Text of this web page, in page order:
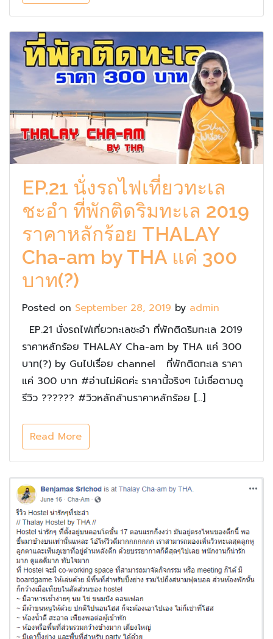
EP.21 นั่งรถไฟเที่ยวทะเล
ชะอำ ที่พักติดริมทะเล 2019
ราคาหลักร้อย THALAY
Cha-am by THA แค่ 300
บาท(?)
Posted on September 28, 2019 by admin
EP.21 นั่งรถไฟเที่ยวทะเลชะอำ ที่พักติดริมทะเล 2019
ราคาหลักร้อย THALAY Cha-am by THA แค่ 300
บาท(?) by Guไปเรื่อย channel ที่พักติดทะเล ราคา
แค่ 300 บาท #อ่านไม่ผิดค่ะ ราคานี้จริงๆ ไม่เชื่อตามดู
รีวิว ?????? #วิวหลักล้านราคาหลักร้อย […]
Read More